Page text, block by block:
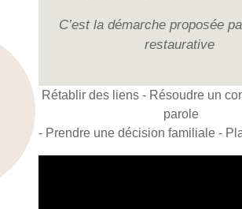
C’est la démarche proposée
restaurative
Rétablir des liens - Résoudre un
parole
- Prendre une décision familiale -